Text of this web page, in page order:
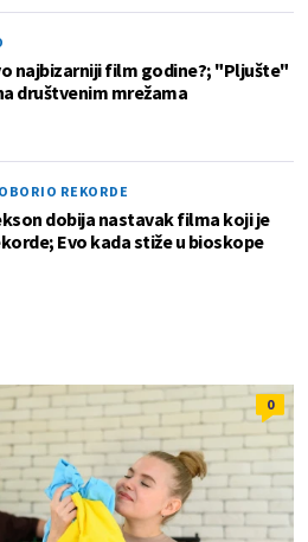
najbizarniji film godine?; "Pljušte"
društvenim mrežama
REKORDE
dobija nastavak filma koji je
Evo kada stiže u bioskope
0